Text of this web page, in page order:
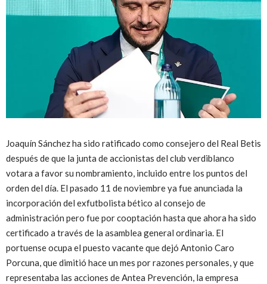
Joaquín Sánchez ha sido ratificado como consejero del Real Betis
después de que la junta de accionistas del club verdiblanco
votara a favor su nombramiento, incluido entre los puntos del
orden del día. El pasado 11 de noviembre ya fue anunciada la
incorporación del exfutbolista bético al consejo de
administración pero fue por cooptación hasta que ahora ha sido
certificado a través de la asamblea general ordinaria. El
portuense ocupa el puesto vacante que dejó Antonio Caro
Porcuna, que dimitió hace un mes por razones personales, y que
representaba las acciones de Antea Prevención, la empresa